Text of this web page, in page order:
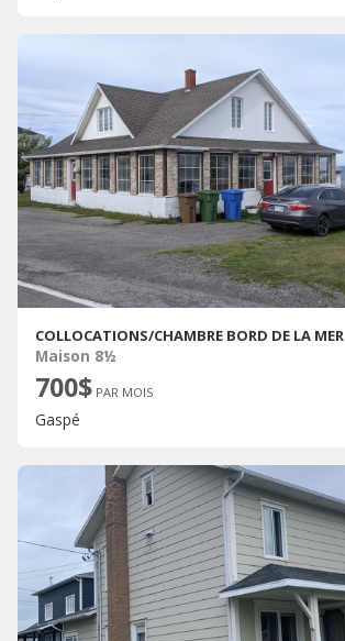
COLLOCATIONS/CHAMBRE BORD DE LA MER
Maison 8½
700$ PAR MOIS
Gaspé